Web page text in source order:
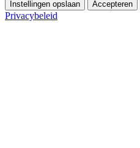
Instellingen opslaan Accepteren
Privacybeleid